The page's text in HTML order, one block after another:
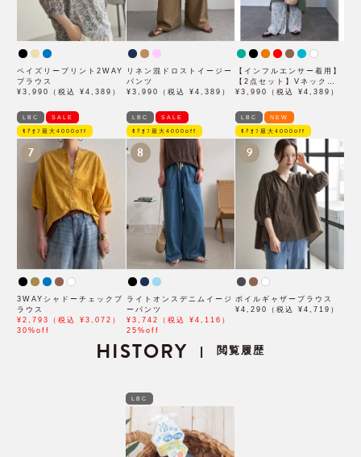
ペイズリープリント2WAY
ブラウス
¥3,990（税込 ¥4,389）
リネン混ドロストイージー
パンツ
¥3,990（税込 ¥4,389）
【インフルエンサー着用】
【2点セット】Vネックピ
ンタックセットワンピース
¥3,990（税込 ¥4,389）
LBC SALE
ﾓｱｵﾌ最大4000off
7
3WAYシャドーチェックブ
ラウス
¥2,793（税込 ¥3,072）
30%off
LBC SALE
ﾓｱｵﾌ最大4000off
8
ライトオンスデニムイージ
ーパンツ
¥3,742（税込 ¥4,116）
25%off
LBC NEW
ﾓｱｵﾌ最大4000off
9
ボイルギャザーブラウス
¥4,290（税込 ¥4,719）
HISTORY | 閲覧履歴
LBC